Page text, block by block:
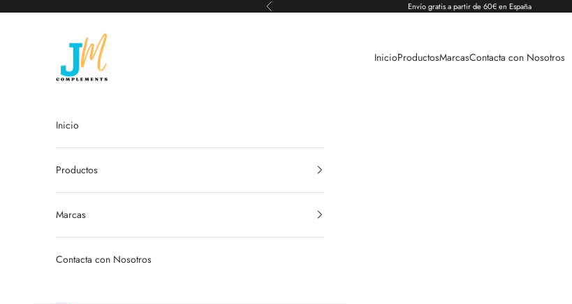
Anterior Envío gratis a partir de 60€ en España
JM Complements
InicioProductosMarcasContacta con Nosotros
Inicio
Productos
Marcas
Contacta con Nosotros